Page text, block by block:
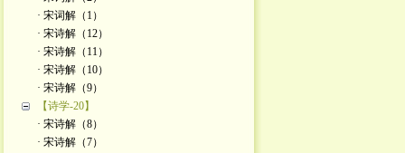
· 宋词解（1）
· 宋诗解（12）
· 宋诗解（11）
· 宋诗解（10）
· 宋诗解（9）
【诗学-20】
· 宋诗解（8）
· 宋诗解（7）